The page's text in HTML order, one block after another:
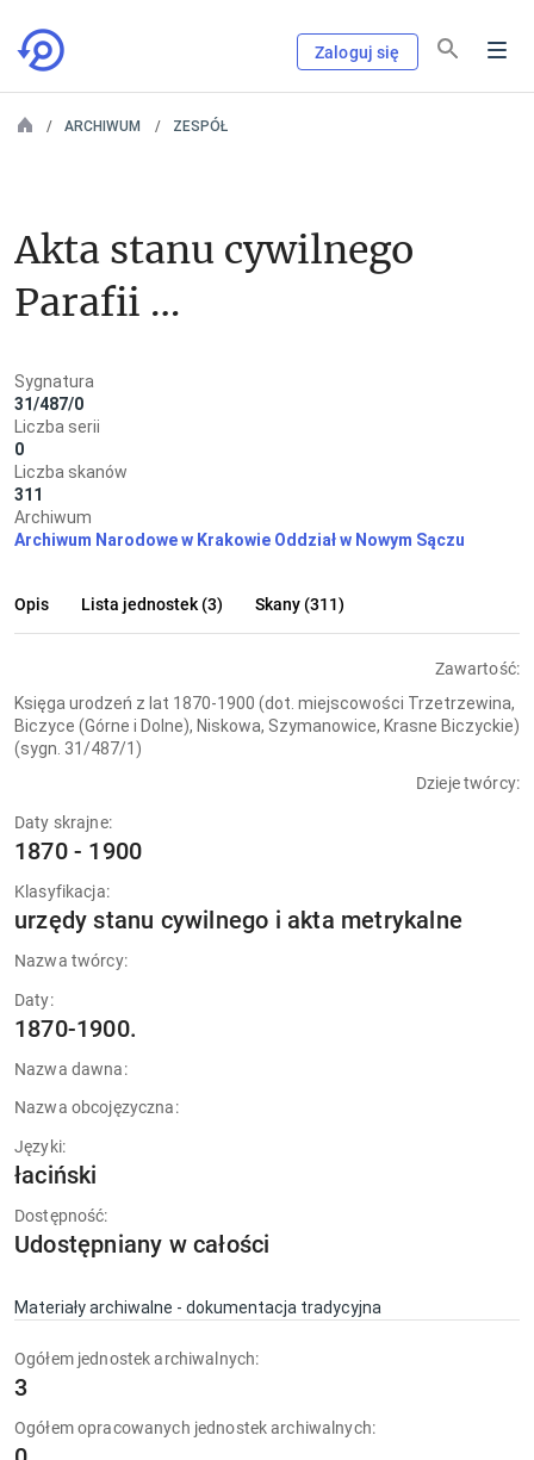
Zaloguj się
ARCHIWUM ZESPÓŁ
Akta stanu cywilnego
Parafii
w Trzetrzewinie
Sygnatura
31/487/0
Liczba serii
0
Liczba skanów
311
Archiwum
Archiwum Narodowe w Krakowie Oddział w Nowym Sączu
Opis Lista jednostek (3) Skany (311)
Zawartość:
Księga urodzeń z lat 1870-1900 (dot. miejscowości Trzetrzewina,
Biczyce (Górne i Dolne), Niskowa, Szymanowice, Krasne Biczyckie)
(sygn. 31/487/1)
Dzieje twórcy:
Daty skrajne:
1870 - 1900
Klasyfikacja:
urzędy stanu cywilnego i akta metrykalne
Nazwa twórcy:
Daty:
1870-1900.
Nazwa dawna:
Nazwa obcojęzyczna:
Języki:
łaciński
Dostępność:
Udostępniany w całości
Materiały archiwalne - dokumentacja tradycyjna
Ogółem jednostek archiwalnych:
3
Ogółem opracowanych jednostek archiwalnych: